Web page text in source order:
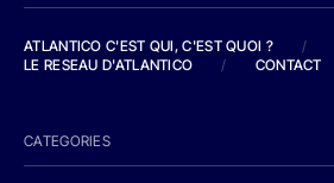
ATLANTICO C'EST QUI, C'EST QUOI ?
/
LE RESEAU D'ATLANTICO
/ CONTACT
CATEGORIES